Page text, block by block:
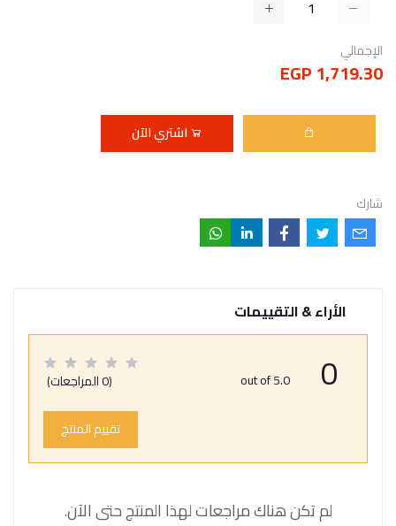
الإجمالي
1,719.30 EGP
اشتري الآن
شارك
الأراء & التقييمات
0
out of 5.0 (0 المراجعات)
تقييم المنتج
لم تكن هناك مراجعات لهذا المنتج حتى الآن.